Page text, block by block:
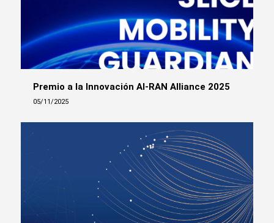
Premio a la Innovación AI-RAN Alliance 2025
05/11/2025